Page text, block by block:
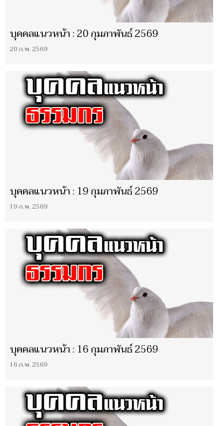
บุคคลแนวหน้า : 20 กุมภาพันธ์ 2569
20 ก.พ. 2569
บุคคลแนวหน้า : 19 กุมภาพันธ์ 2569
19 ก.พ. 2569
บุคคลแนวหน้า : 16 กุมภาพันธ์ 2569
16 ก.พ. 2569